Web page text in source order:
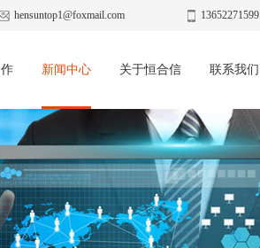
hensuntop1@foxmail.com 13652271599
新闻中心 关于恒合信 联系我们